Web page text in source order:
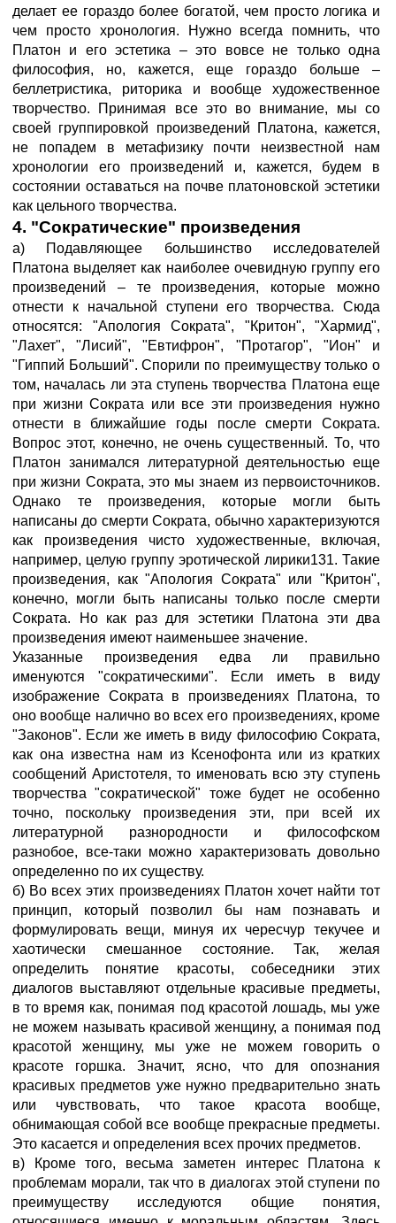
делает ее гораздо более богатой, чем просто логика и
чем просто хронология. Нужно всегда помнить, что
Платон и его эстетика – это вовсе не только одна
философия, но, кажется, еще гораздо больше –
беллетристика, риторика и вообще художественное
творчество. Принимая все это во внимание, мы со
своей группировкой произведений Платона, кажется,
не попадем в метафизику почти неизвестной нам
хронологии его произведений и, кажется, будем в
состоянии оставаться на почве платоновской эстетики
как цельного творчества.
4. "Сократические" произведения
а) Подавляющее большинство исследователей
Платона выделяет как наиболее очевидную группу его
произведений – те произведения, которые можно
отнести к начальной ступени его творчества. Сюда
относятся: "Апология Сократа", "Критон", "Хармид",
"Лахет", "Лисий", "Евтифрон", "Протагор", "Ион" и
"Гиппий Больший". Спорили по преимуществу только о
том, началась ли эта ступень творчества Платона еще
при жизни Сократа или все эти произведения нужно
отнести в ближайшие годы после смерти Сократа.
Вопрос этот, конечно, не очень существенный. То, что
Платон занимался литературной деятельностью еще
при жизни Сократа, это мы знаем из первоисточников.
Однако те произведения, которые могли быть
написаны до смерти Сократа, обычно характеризуются
как произведения чисто художественные, включая,
например, целую группу эротической лирики131. Такие
произведения, как "Апология Сократа" или "Критон",
конечно, могли быть написаны только после смерти
Сократа. Но как раз для эстетики Платона эти два
произведения имеют наименьшее значение.
Указанные произведения едва ли правильно
именуются "сократическими". Если иметь в виду
изображение Сократа в произведениях Платона, то
оно вообще налично во всех его произведениях, кроме
"Законов". Если же иметь в виду философию Сократа,
как она известна нам из Ксенофонта или из кратких
сообщений Аристотеля, то именовать всю эту ступень
творчества "сократической" тоже будет не особенно
точно, поскольку произведения эти, при всей их
литературной разнородности и философском
разнобое, все-таки можно характеризовать довольно
определенно по их существу.
б) Во всех этих произведениях Платон хочет найти тот
принцип, который позволил бы нам познавать и
формулировать вещи, минуя их чересчур текучее и
хаотически смешанное состояние. Так, желая
определить понятие красоты, собеседники этих
диалогов выставляют отдельные красивые предметы,
в то время как, понимая под красотой лошадь, мы уже
не можем называть красивой женщину, а понимая под
красотой женщину, мы уже не можем говорить о
красоте горшка. Значит, ясно, что для опознания
красивых предметов уже нужно предварительно знать
или чувствовать, что такое красота вообще,
обнимающая собой все вообще прекрасные предметы.
Это касается и определения всех прочих предметов.
в) Кроме того, весьма заметен интерес Платона к
проблемам морали, так что в диалогах этой ступени по
преимуществу исследуются общие понятия,